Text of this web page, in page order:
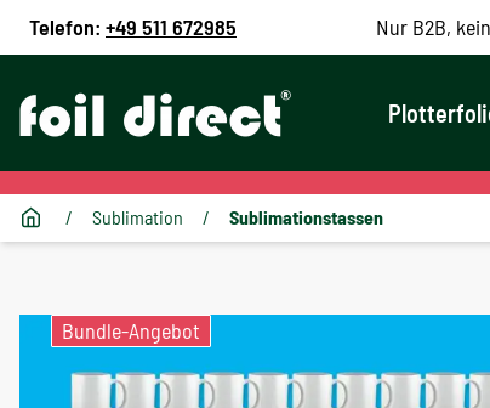
Telefon: +49 511 672985 Nur B2B,
/ Sublimation / Sublimationstassen
Bundle-Angebot